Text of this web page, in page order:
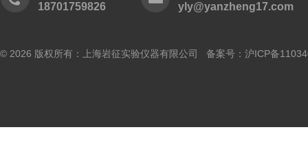
18701759826
yly@yanzheng17.com
© 2026 版权所有：上海岩征实验仪器有限公司 备案号： 沪ICP备